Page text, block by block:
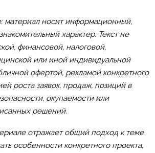
материал носит информационный,
характер. Текст не
финансовой, налоговой,
или иной индивидуальной
офертой, рекламой конкретного
роста заявок, продаж, позиций в
окупаемости или
решений.
отражает общий подход к теме
особенности конкретного проекта,